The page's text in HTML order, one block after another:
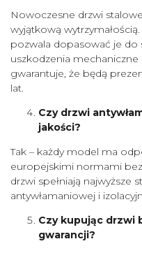
Nowoczesne drzwi
wyjątkową
pozwala dopasować je do
uszkodzenia
gwarantuje, że będą
lat.
Czy drzwi
jakości?
Tak – każdy model ma
europejskimi normami
drzwi spełniają najwyższe
antywłamaniowej i
Czy kupując drzwi
gwarancji?